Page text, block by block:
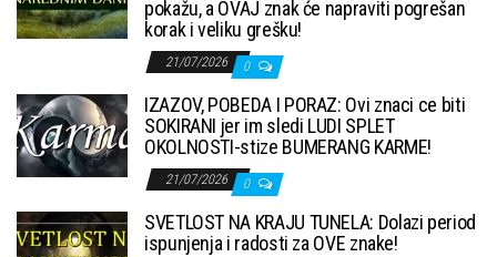
pokažu, a OVAJ znak će napraviti pogrešan
korak i veliku grešku!
21/07/2026 0
IZAZOV, POBEDA I PORAZ: Ovi znaci ce biti
SOKIRANI jer im sledi LUDI SPLET
OKOLNOSTI-stize BUMERANG KARME!
21/07/2026 0
SVETLOST NA KRAJU TUNELA: Dolazi period
ispunjenja i radosti za OVE znake!